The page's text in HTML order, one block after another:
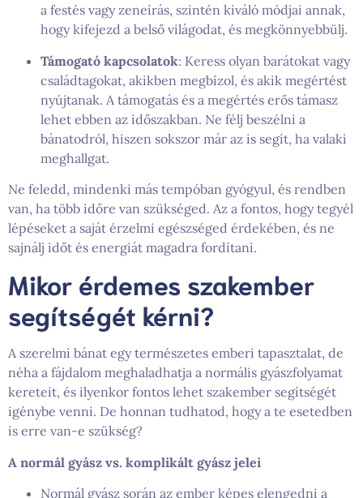
a festés vagy zeneírás, szintén kiváló módjai annak,
hogy kifejezd a belső világodat, és megkönnyebbülj.
Támogató kapcsolatok: Keress olyan barátokat vagy
családtagokat, akikben megbízol, és akik megértést
nyújtanak. A támogatás és a megértés erős támasz
lehet ebben az időszakban. Ne félj beszélni a
bánatodról, hiszen sokszor már az is segít, ha valaki
meghallgat.
Ne feledd, mindenki más tempóban gyógyul, és rendben
van, ha több időre van szükséged. Az a fontos, hogy tegyél
lépéseket a saját érzelmi egészséged érdekében, és ne
sajnálj időt és energiát magadra fordítani.
Mikor érdemes szakember
segítségét kérni?
A szerelmi bánat egy természetes emberi tapasztalat, de
néha a fájdalom meghaladhatja a normális gyászfolyamat
kereteit, és ilyenkor fontos lehet szakember segítségét
igénybe venni. De honnan tudhatod, hogy a te esetedben
is erre van-e szükség?
A normál gyász vs. komplikált gyász jelei
Normál gyász során az ember képes elengedni a